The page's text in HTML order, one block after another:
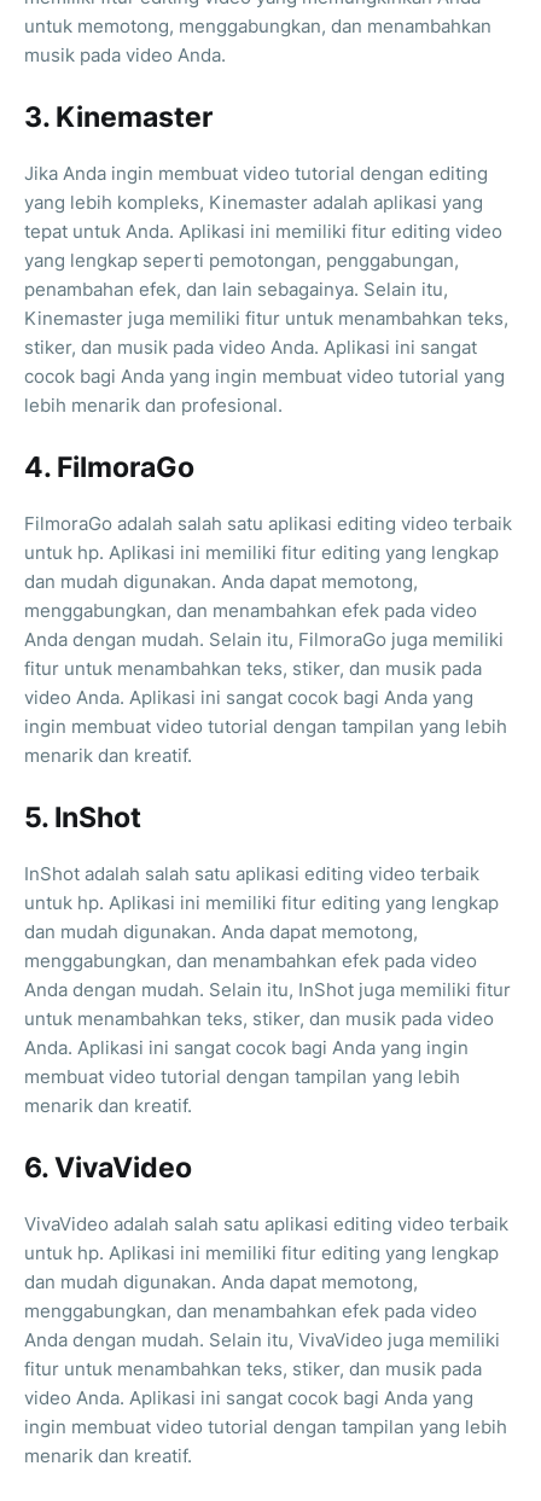
untuk memotong, menggabungkan, dan menambahkan
musik pada video Anda.
3. Kinemaster
Jika Anda ingin membuat video tutorial dengan editing
yang lebih kompleks, Kinemaster adalah aplikasi yang
tepat untuk Anda. Aplikasi ini memiliki fitur editing video
yang lengkap seperti pemotongan, penggabungan,
penambahan efek, dan lain sebagainya. Selain itu,
Kinemaster juga memiliki fitur untuk menambahkan teks,
stiker, dan musik pada video Anda. Aplikasi ini sangat
cocok bagi Anda yang ingin membuat video tutorial yang
lebih menarik dan profesional.
4. FilmoraGo
FilmoraGo adalah salah satu aplikasi editing video terbaik
untuk hp. Aplikasi ini memiliki fitur editing yang lengkap
dan mudah digunakan. Anda dapat memotong,
menggabungkan, dan menambahkan efek pada video
Anda dengan mudah. Selain itu, FilmoraGo juga memiliki
fitur untuk menambahkan teks, stiker, dan musik pada
video Anda. Aplikasi ini sangat cocok bagi Anda yang
ingin membuat video tutorial dengan tampilan yang lebih
menarik dan kreatif.
5. InShot
InShot adalah salah satu aplikasi editing video terbaik
untuk hp. Aplikasi ini memiliki fitur editing yang lengkap
dan mudah digunakan. Anda dapat memotong,
menggabungkan, dan menambahkan efek pada video
Anda dengan mudah. Selain itu, InShot juga memiliki fitur
untuk menambahkan teks, stiker, dan musik pada video
Anda. Aplikasi ini sangat cocok bagi Anda yang ingin
membuat video tutorial dengan tampilan yang lebih
menarik dan kreatif.
6. VivaVideo
VivaVideo adalah salah satu aplikasi editing video terbaik
untuk hp. Aplikasi ini memiliki fitur editing yang lengkap
dan mudah digunakan. Anda dapat memotong,
menggabungkan, dan menambahkan efek pada video
Anda dengan mudah. Selain itu, VivaVideo juga memiliki
fitur untuk menambahkan teks, stiker, dan musik pada
video Anda. Aplikasi ini sangat cocok bagi Anda yang
ingin membuat video tutorial dengan tampilan yang lebih
menarik dan kreatif.